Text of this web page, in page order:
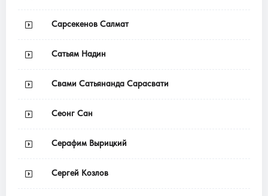
Сарсекенов Салмат
Сатьям Надин
Свами Сатьянанда Сарасвати
Сеонг Сан
Серафим Вырицкий
Сергей Козлов